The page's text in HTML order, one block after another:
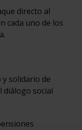
directo al
cada uno de los
y solidario de
diálogo social